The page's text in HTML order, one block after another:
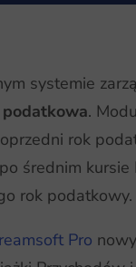
systemie
.
rok
średnim kursie
rok podatkowy.
Pro